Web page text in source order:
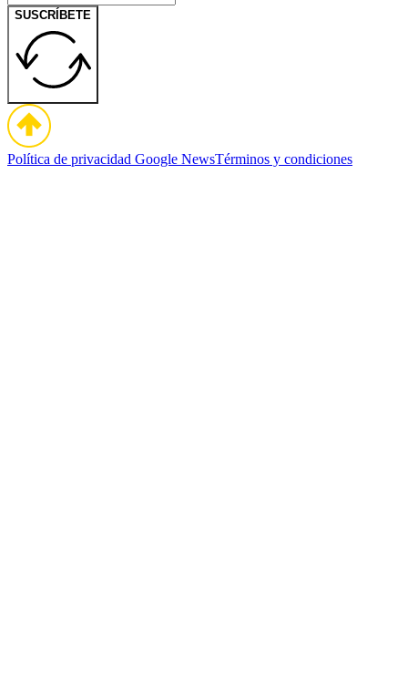
SUSCRÍBETE
Política de privacidad Google NewsTérminos y condiciones